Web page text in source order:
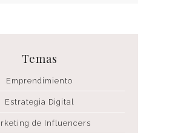
Temas
Emprendimiento
Estrategia Digital
de Influencers